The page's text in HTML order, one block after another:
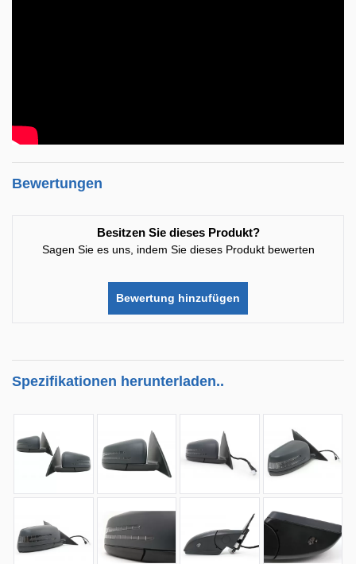
Bewertungen
Besitzen Sie dieses Produkt?
Sagen Sie es uns, indem Sie dieses Produkt bewerten
Bewertung hinzufügen
Spezifikationen herunterladen..